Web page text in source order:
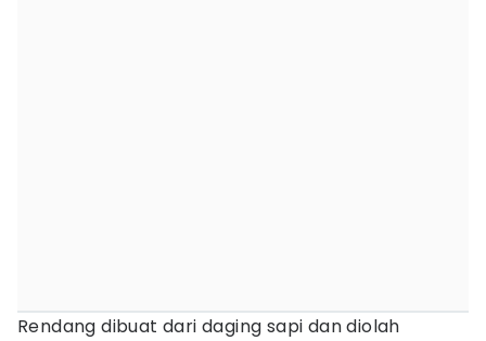
Rendang dibuat dari daging sapi dan diolah